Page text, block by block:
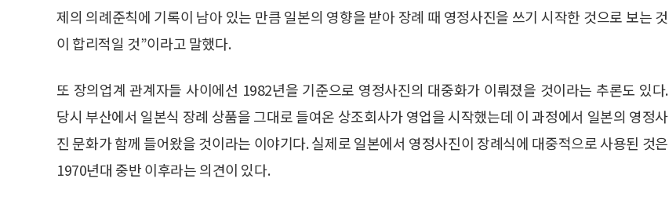
제의 의례준칙에 기록이 남아 있는 만큼 일본의 영향을 받아 장례 때 영정사진을 쓰기 시작한 것으로 보는 것
이 합리적일 것”이라고 말했다.
또 장의업계 관계자들 사이에선 1982년을 기준으로 영정사진의 대중화가 이뤄졌을 것이라는 추론도 있다.
당시 부산에서 일본식 장례 상품을 그대로 들여온 상조회사가 영업을 시작했는데 이 과정에서 일본의 영정사
진 문화가 함께 들어왔을 것이라는 이야기다. 실제로 일본에서 영정사진이 장례식에 대중적으로 사용된 것은
1970년대 중반 이후라는 의견이 있다.